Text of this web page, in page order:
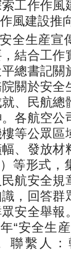
工作作風
風建設推
全生産宣
結合工作
總書記關
關於安全
、民航總
各航空公
等公眾區
、發放材
等形式，
航安全規
，回答群
安全舉報
“安全生
聯繫人